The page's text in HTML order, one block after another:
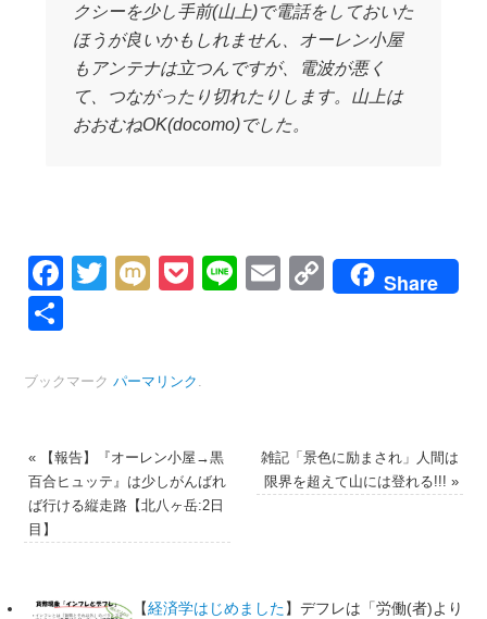
クシーを少し手前(山上)で電話をしておいた
ほうが良いかもしれません、オーレン小屋
もアンテナは立つんですが、電波が悪く
て、つながったり切れたりします。山上は
おおむねOK(docomo)でした。
Facebook
Twitter
MixiPocket
LineEmailCopyShare
ブックマーク パーマリンク
«【報告】『オーレン小屋→黒
百合ヒュッテ』は少しがんばれ
ば行ける縦走路【北八ヶ岳:2日
目】
雑記「景色に励まされ」人間は
限界を超えて山には登れる!!!»
【経済学はじめました】デフレは「労働(者)より